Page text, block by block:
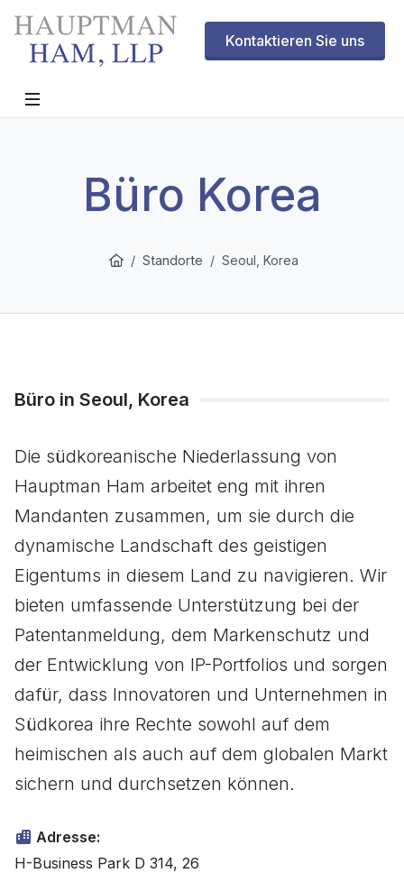
Kontaktieren Sie uns
Büro Korea
Standorte Seoul, Korea
Büro in Seoul, Korea
Die südkoreanische Niederlassung von
Hauptman Ham arbeitet eng mit ihren
Mandanten zusammen, um sie durch die
dynamische Landschaft des geistigen
Eigentums in diesem Land zu navigieren. Wir
bieten umfassende Unterstützung bei der
Patentanmeldung, dem Markenschutz und
der Entwicklung von IP-Portfolios und sorgen
dafür, dass Innovatoren und Unternehmen in
Südkorea ihre Rechte sowohl auf dem
heimischen als auch auf dem globalen Markt
sichern und durchsetzen können.
Adresse:
H-Business Park D 314, 26